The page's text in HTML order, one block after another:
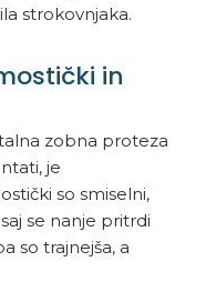
strokovnjaka.
in
zobna proteza
je
so smiselni,
se nanje pritrdi
so trajnejša, a